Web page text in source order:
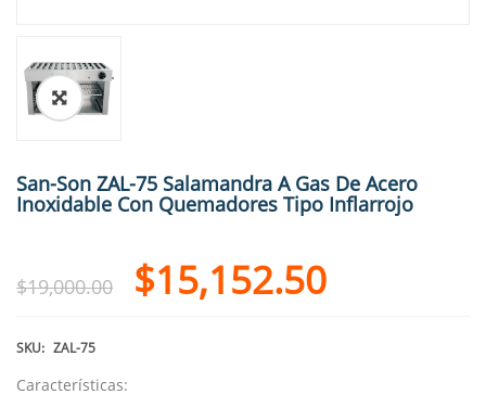
🔍
San-Son ZAL-75 Salamandra A Gas De Acero
Inoxidable Con Quemadores Tipo Inflarrojo
$19,000.00 $15,152.50
SKU: ZAL-75
Características: